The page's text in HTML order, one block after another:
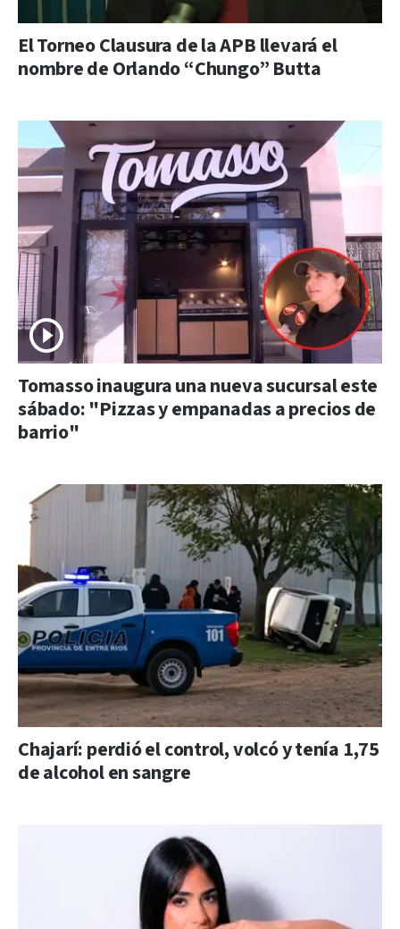
El Torneo Clausura de la APB llevará el
nombre de Orlando “Chungo” Butta
Tomasso inaugura una nueva sucursal este
sábado: "Pizzas y empanadas a precios de
barrio"
Chajarí: perdió el control, volcó y tenía 1,75
de alcohol en sangre